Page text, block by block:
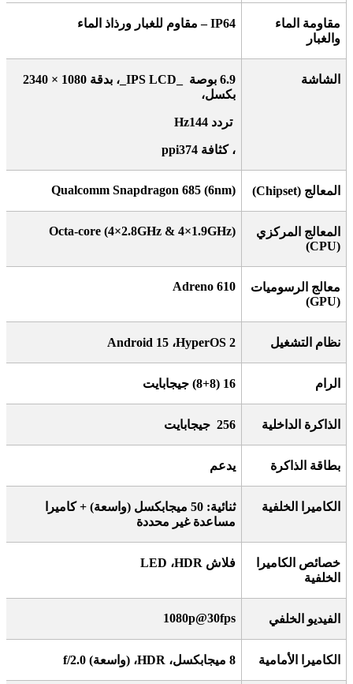
مقاومة الماء
والغبار
IP64 – مقاوم للغبار ورذاذ الماء
الشاشة 6.9 بوصة
، بدقة 1080 × 2340
بكسل،
تردد 144 Hz
، كثافة 374 ppi
المعالج(Chipset)
Qualcomm Snapdragon 685 (6nm)
المعالج المركزي
(CPU)
Octa-core (4×2.8GHz & 4×1.9GHz)
معالج الرسوميات
(GPU)
Adreno 610
نظام التشغيل Android 15،HyperOS 2
الرام 16 (8+8) جيجابايت
الذاكرة الداخلية 256 جيجابايت
بطاقة الذاكرة يدعم
الكاميرا الخلفية
ثنائية: 50 ميجابكسل (واسعة) + كاميرا
مساعدة غير محددة
خصائص الكاميرا
الخلفية
فلاش LED ،HDR
الفيديو الخلفي 1080p@30fps
الكاميرا الأمامية 8 ميجابكسل، f/2.0 (واسعة)،HDR